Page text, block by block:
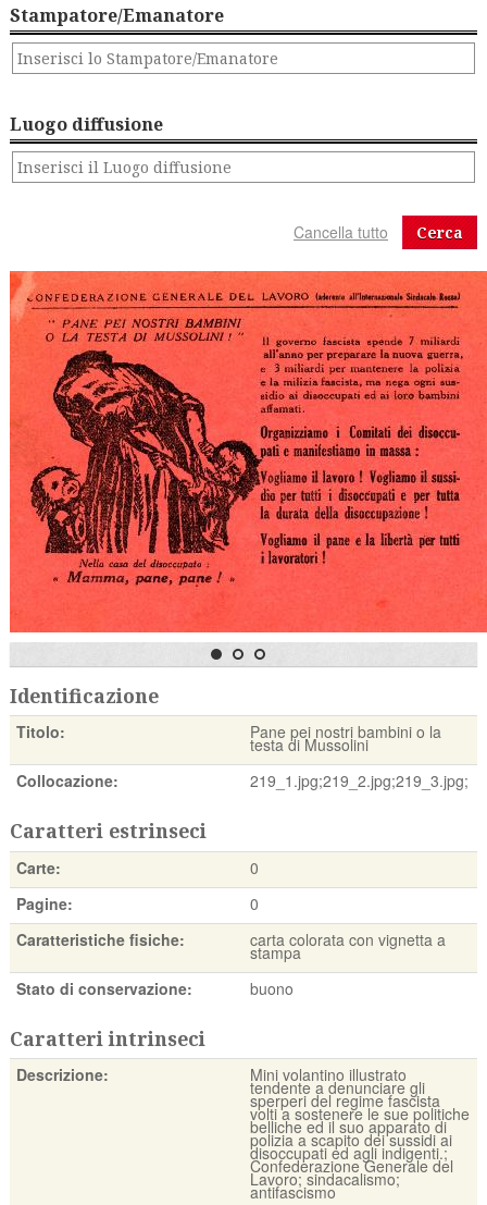
Stampatore/Emanatore
Luogo diffusione
Cerca
Identificazione
Titolo: Pane pei nostri bambini o la
testa di Mussolini
Collocazione:
219_1.jpg;219_2.jpg;219_3.jpg;
Caratteri estrinseci
Carte:
0
Pagine:
0
Caratteristiche fisiche:
carta colorata con vignetta a
stampa
Stato di conservazione:
buono
Caratteri intrinseci
Descrizione: Mini volantino illustrato
tendente a denunciare gli
sperperi del regime fascista
volti a sostenere le sue politiche
belliche ed il suo apparato di
polizia a scapito dei sussidi ai
disoccupati ed agli indigenti.;
Confederazione Generale del
Lavoro; sindacalismo;
antifascismo